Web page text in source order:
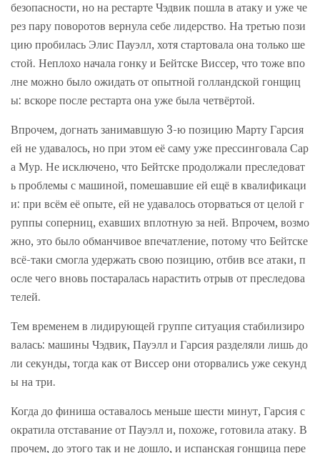
безопасности, но на рестарте Чэдвик пошла в атаку и уже че
рез пару поворотов вернула себе лидерство. На третью пози
цию пробилась Элис Пауэлл, хотя стартовала она только ше
стой. Неплохо начала гонку и Бейтске Виссер, что тоже впо
лне можно было ожидать от опытной голландской гонщиц
ы: вскоре после рестарта она уже была четвёртой.
Впрочем, догнать занимавшую 3-ю позицию Марту Гарсия
ей не удавалось, но при этом её саму уже прессинговала Сар
а Мур. Не исключено, что Бейтске продолжали преследоват
ь проблемы с машиной, помешавшие ей ещё в квалификаци
и: при всём её опыте, ей не удавалось оторваться от целой г
руппы соперниц, ехавших вплотную за ней. Впрочем, возмо
жно, это было обманчивое впечатление, потому что Бейтске
всё-таки смогла удержать свою позицию, отбив все атаки, п
осле чего вновь постаралась нарастить отрыв от преследова
телей.
Тем временем в лидирующей группе ситуация стабилизиро
валась: машины Чэдвик, Пауэлл и Гарсия разделяли лишь до
ли секунды, тогда как от Виссер они оторвались уже секунд
ы на три.
Когда до финиша оставалось меньше шести минут, Гарсия с
ократила отставание от Пауэлл и, похоже, готовила атаку. В
прочем, до этого так и не дошло, и испанская гонщица пере